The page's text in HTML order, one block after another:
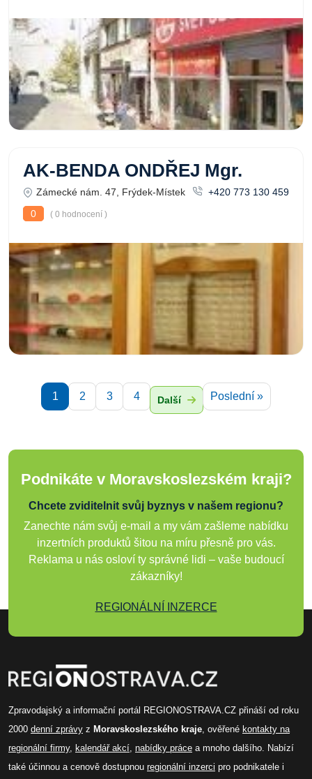
AK-BENDA ONDŘEJ Mgr.
Zámecké nám. 47, Frýdek-Místek
+420 773 130 459
0
( 0 hodnocení )
1 2 3 4 Další Poslední »
Podnikáte v Moravskoslezském kraji?
Chcete zviditelnit svůj byznys v našem regionu?
Zanechte nám svůj e-mail a my vám zašleme nabídku
inzertních produktů šitou na míru přesně pro vás.
Reklama u nás osloví ty správné lidi – vaše budoucí
zákazníky!
REGIONÁLNÍ INZERCE
Zpravodajský a informační portál REGIONOSTRAVA.CZ přináší od roku
2000 denní zprávy z Moravskoslezského kraje , ověřené kontakty na
regionální firmy, kalendář akcí nabídky práce a mnoho dalšího. Nabízí
také účinnou a cenově dostupnou regionální inzerci pro podnikatele i